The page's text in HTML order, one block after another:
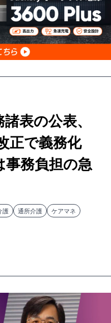
表の公表、
正で義務化
務負担の急
護 通所介護
ケアマネ